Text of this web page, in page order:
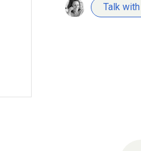
Talk